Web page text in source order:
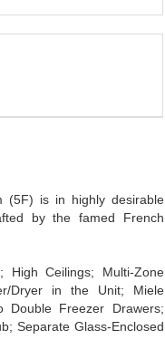
(5F) is in highly desirable
by the famed French
High Ceilings; Multi-Zone
Dryer in the Unit; Miele
Double Freezer Drawers;
Separate Glass-Enclosed